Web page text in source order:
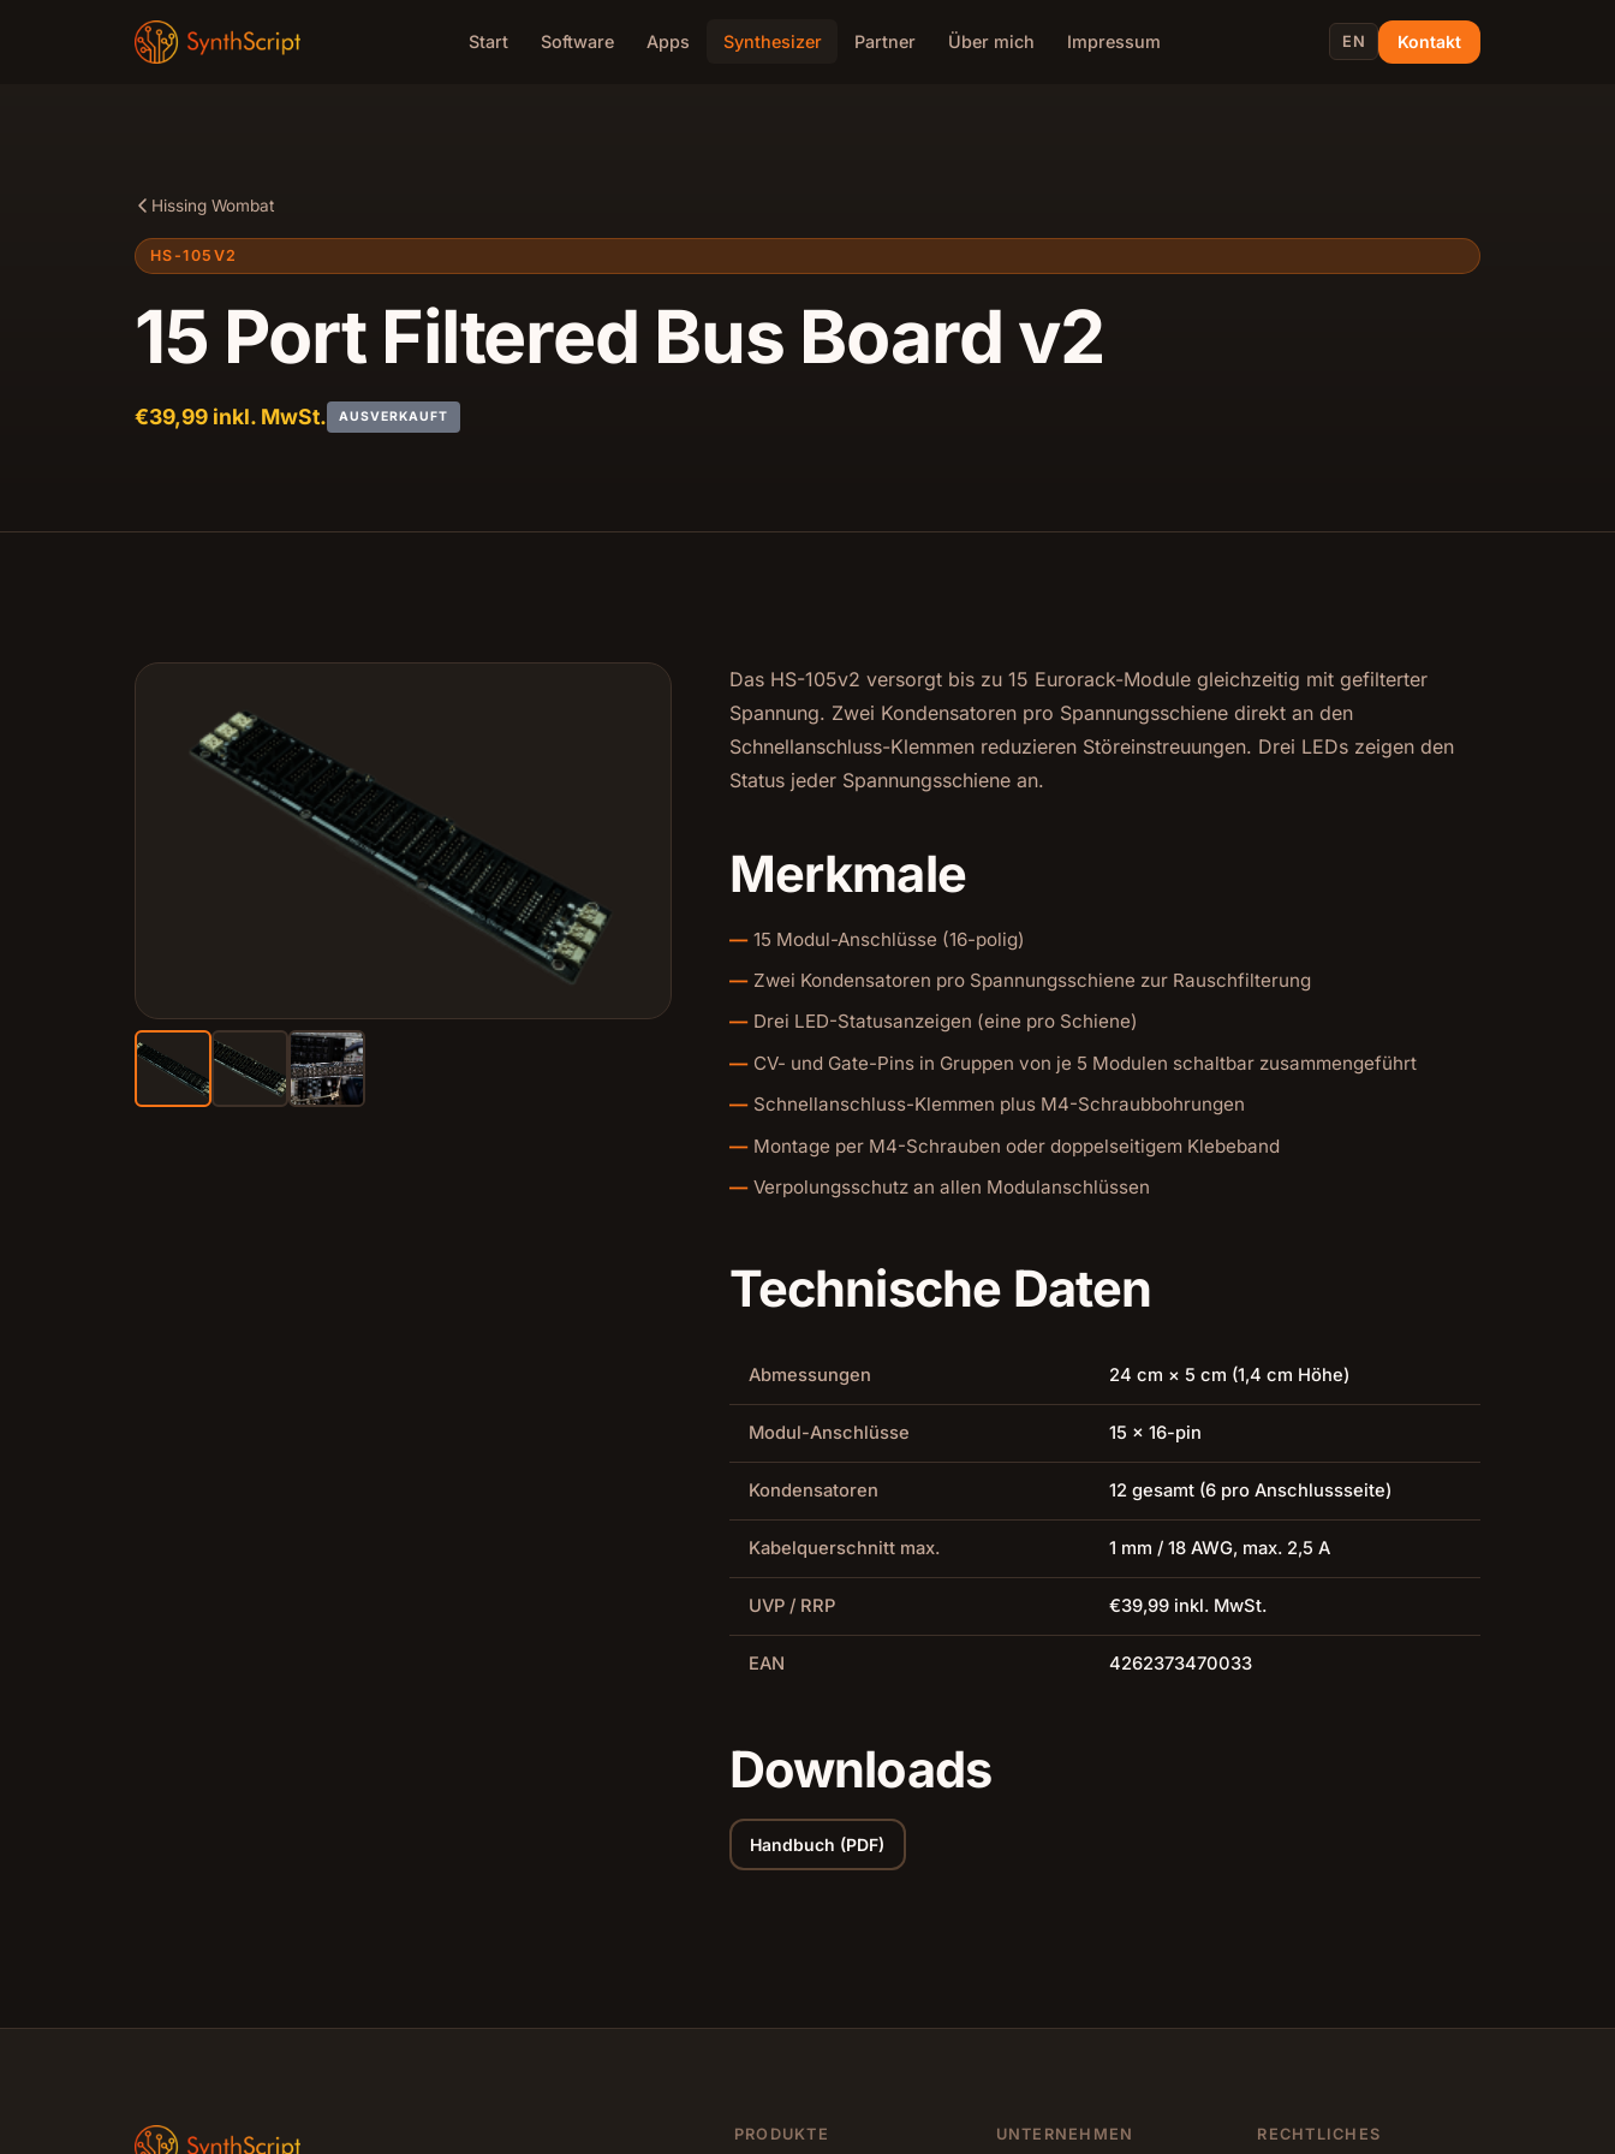
Start Software Apps Synthesizer Partner Über mich Impressum EN Kontakt
Hissing Wombat
HS-105V2
15 Port Filtered Bus Board v2
€39,99 inkl. MwSt. AUSVERKAUFT
Das HS-105v2 versorgt bis zu 15 Eurorack-Module gleichzeitig mit gefilterter
Spannung. Zwei Kondensatoren pro Spannungsschiene direkt an den
Schnellanschluss-Klemmen reduzieren Störeinstreuungen. Drei LEDs zeigen den
Status jeder Spannungsschiene an.
Merkmale
15 Modul-Anschlüsse (16-polig)
Zwei Kondensatoren pro Spannungsschiene zur Rauschfilterung
Drei LED-Statusanzeigen (eine pro Schiene)
CV- und Gate-Pins in Gruppen von je 5 Modulen schaltbar zusammengeführt
Schnellanschluss-Klemmen plus M4-Schraubbohrungen
Montage per M4-Schrauben oder doppelseitigem Klebeband
Verpolungsschutz an allen Modulanschlüssen
Technische Daten
Abmessungen 24 cm × 5 cm (1,4 cm Höhe)
Modul-Anschlüsse 15 × 16-pin
Kondensatoren 12 gesamt (6 pro Anschlussseite)
Kabelquerschnitt max. 1 mm / 18 AWG, max. 2,5 A
UVP / RRP €39,99 inkl. MwSt.
EAN 4262373470033
Downloads
Handbuch (PDF)
PRODUKTE UNTERNEHMEN RECHTLICHES